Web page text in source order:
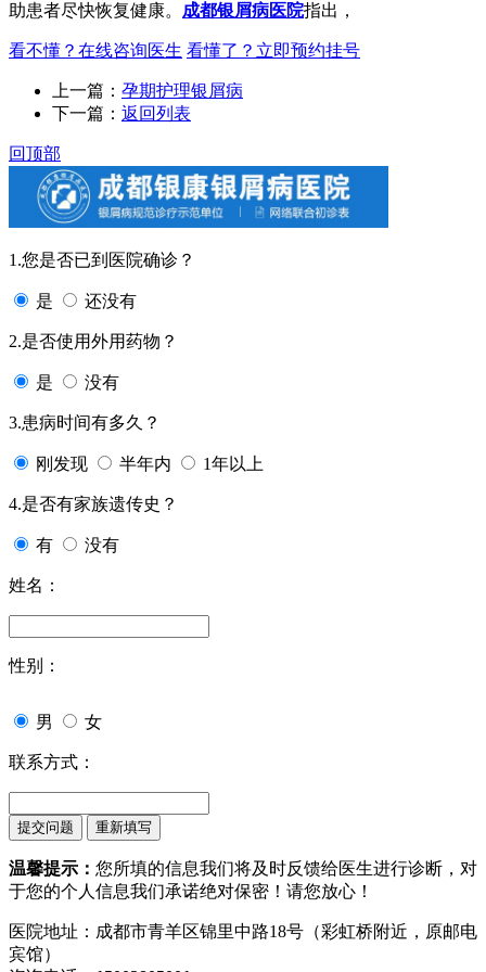
助患者尽快恢复健康。 成都银屑病医院指出，
看不懂？在线咨询医生 看懂了？立即预约挂号
上一篇： 孕期护理银屑病
下一篇： 返回列表
回顶部
1.您是否已到医院确诊？
是 还没有
2.是否使用外用药物？
是 没有
3.患病时间有多久？
刚发现 半年内 1年以上
4.是否有家族遗传史？
有 没有
姓名：
性别：
男 女
联系方式：
温馨提示： 您所填的信息我们将及时反馈给医生进行诊断，对
于您的个人信息我们承诺绝对保密！请您放心！
医院地址：成都市青羊区锦里中路18号（彩虹桥附近，原邮电
宾馆）